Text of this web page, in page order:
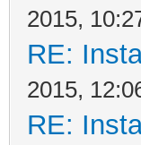
2015,
RE:
2015,
RE: